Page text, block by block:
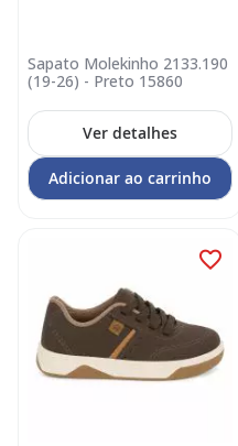
Sapato Molekinho 2133.190
(19-26) - Preto 15860
Ver detalhes
Adicionar ao carrinho